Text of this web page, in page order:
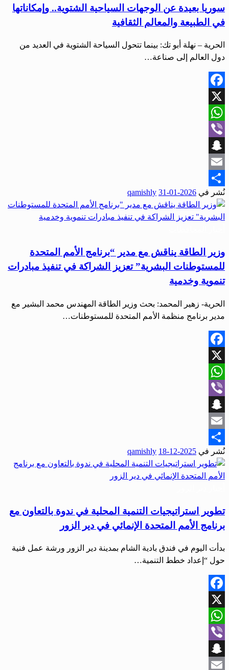
سوريا بعيدة عن الوجهات السياحية الشتوية.. وإمكاناتها
في الطبيعة والمعالم الثقافية
الحرية – نهلة أبو تك: بينما تتحول السياحة الشتوية في العديد من
دول العالم إلى صناعة…
Facebook
X
WhatsApp
Viber
Snapchat
Email
Share
نُشر في 2026-01-31
qamishly
وزير الطاقة يناقش مع مدير “برنامج الأمم المتحدة
للمستوطنات البشرية” تعزيز الشراكة في تنفيذ مبادرات
تنموية وخدمية
الحرية- زهير المحمد: بحث وزير الطاقة المهندس محمد البشير مع
مدير برنامج منظمة الأمم المتحدة للمستوطنات…
Facebook
X
WhatsApp
Viber
Snapchat
Email
Share
نُشر في 2025-12-18
qamishly
تطوير استراتيجيات التنمية المحلية في ندوة بالتعاون مع
برنامج الأمم المتحدة الإنمائي في دير الزور
بدأت اليوم في فندق بادية الشام بمدينة دير الزور ورشة عمل فنية
حول “إعداد خطط التنمية…
Facebook
X
WhatsApp
Viber
Snapchat